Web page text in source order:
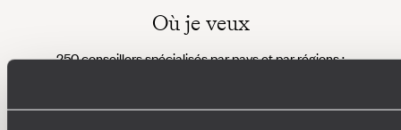
Où je veux
250 conseillers spécialisés par pays et par régions :
étapes, hébergements, ateliers, rencontres…
À